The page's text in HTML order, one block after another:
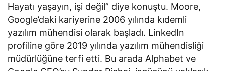
Hayatı yaşayın, işi değil” diye konuştu. Moore,
Google’daki kariyerine 2006 yılında kıdemli
yazılım mühendisi olarak başladı. LinkedIn
profiline göre 2019 yılında yazılım mühendisliği
müdürlüğüne terfi etti. Bu arada Alphabet ve